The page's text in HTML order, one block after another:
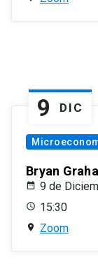
9 DIC
Bryan
9 de
15:30
Zoom